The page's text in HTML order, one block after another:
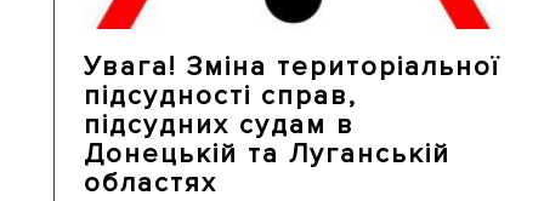
Увага! Зміна територіальної
підсудності справ,
підсудних судам в
Донецькій та Луганській
областях